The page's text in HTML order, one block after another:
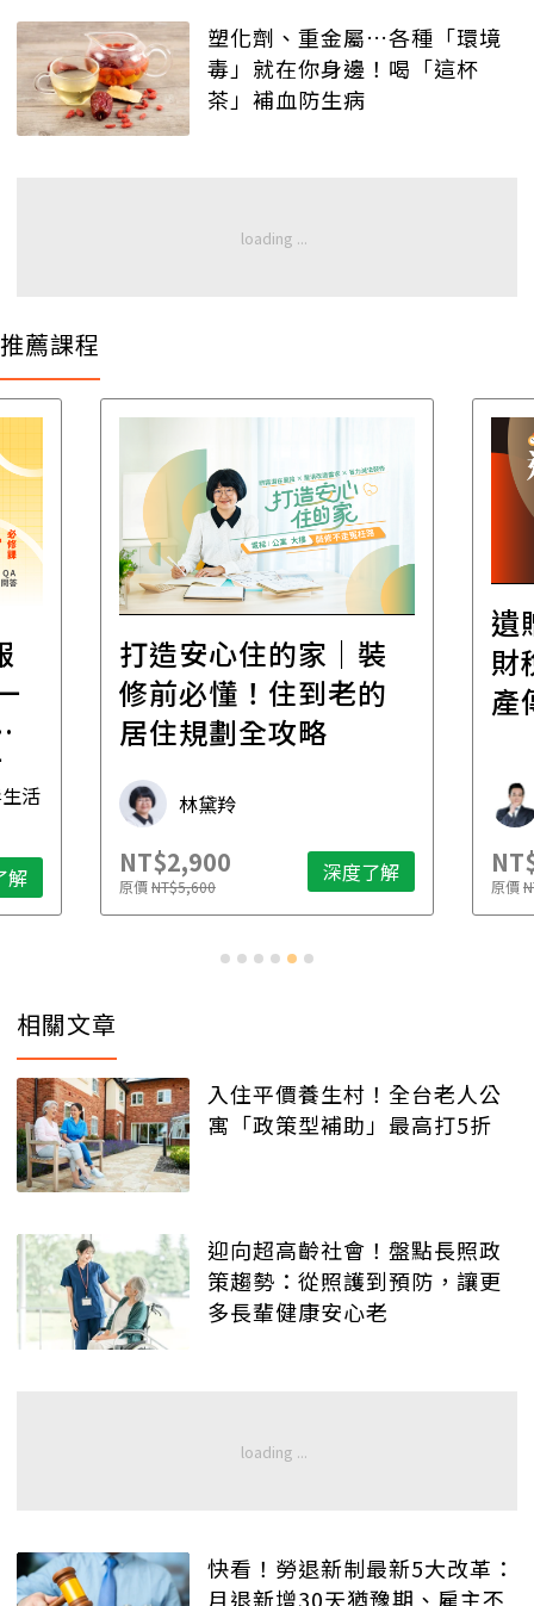
塑化劑、重金屬…各種「環境
毒」就在你身邊！喝「這杯
茶」補血防生病
推薦課程
活
解
打造安心住的家｜裝
修前必懂！住到老的
居住規劃全攻略
林黛羚
NT$2,900
原價NT$5,600 深度了解
遺
財
產
原價
相關文章
入住平價養生村！全台老人公
寓「政策型補助」最高打5折
迎向超高齡社會！盤點長照政
策趨勢：從照護到預防，讓更
多長輩健康安心老
快看！勞退新制最新5大改革：
月退新增30天猶豫期、雇主不